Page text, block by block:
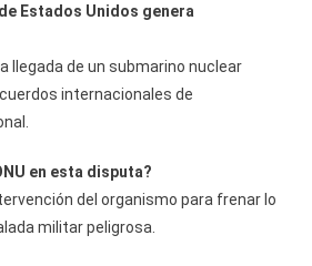
Estados Unidos genera
llegada de un submarino nuclear
internacionales de
en esta disputa?
del organismo para frenar lo
militar peligrosa.